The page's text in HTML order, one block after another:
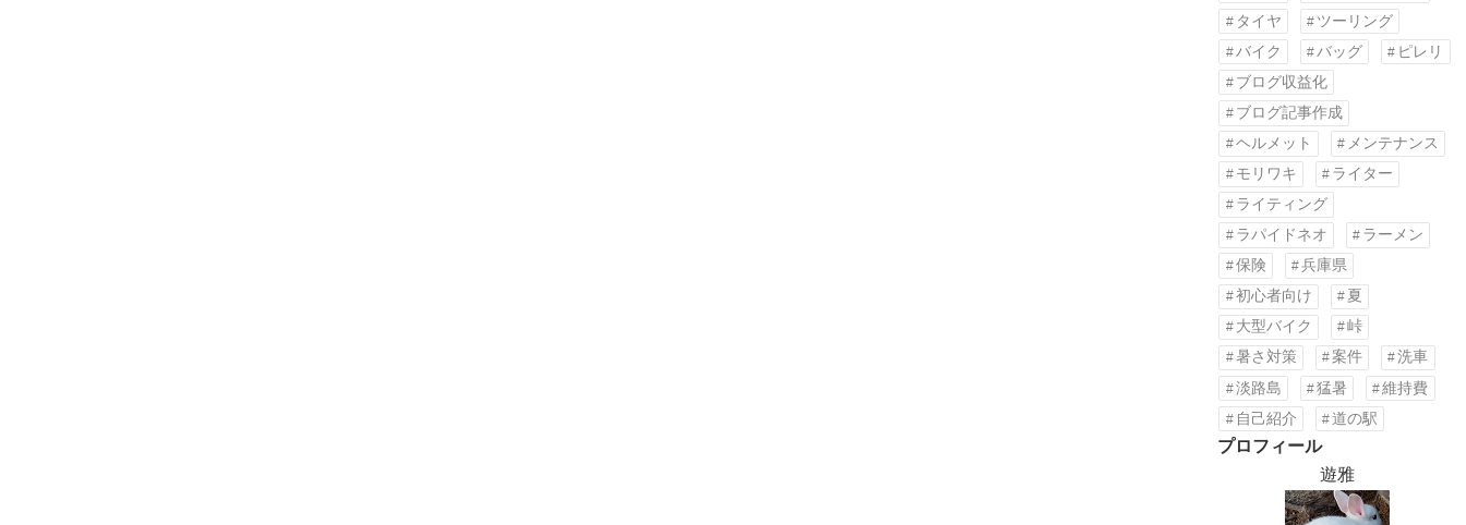
タイヤ
ツーリング
バイク
バッグ
ピレリ
ブログ収益化
ブログ記事作成
ヘルメット
メンテナンス
モリワキ
ライター
ライティング
ラパイドネオ
ラーメン
保険
兵庫県
初心者向け
夏
大型バイク
峠
暑さ対策
案件
洗車
淡路島
猛暑
維持費
自己紹介
道の駅
プロフィール
遊雅